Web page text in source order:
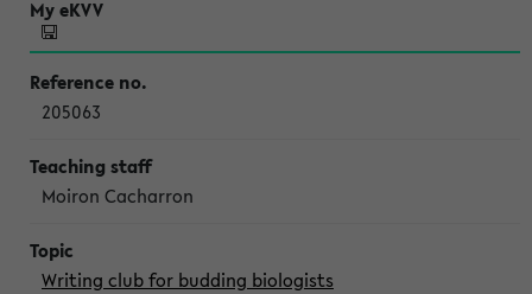
205063
Moiron Cacharron
Writing club for budding biologists